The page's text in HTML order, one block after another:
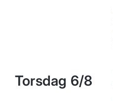
Torsdag 6/8